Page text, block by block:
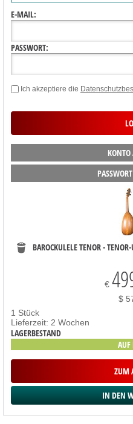
E-MAIL:
PASSWORT:
Ich akzeptiere die
KONTO
BAROCKULELE TENOR -
€
$
1 Stück
Lieferzeit: 2 Wochen
LAGERBESTAND
AUF
ZUM